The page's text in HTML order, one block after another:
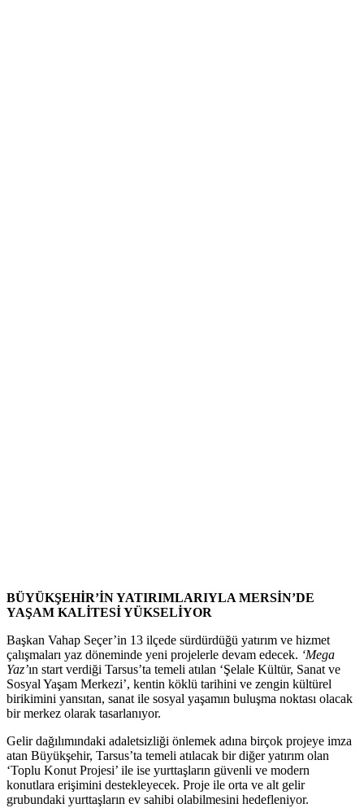
BÜYÜKŞEHİR’İN YATIRIMLARIYLA MERSİN’DE
YAŞAM KALİTESİ YÜKSELİYOR
Başkan Vahap Seçer’in 13 ilçede sürdürdüğü yatırım ve hizmet
çalışmaları yaz döneminde yeni projelerle devam edecek. ‘Mega
Yaz’ın start verdiği Tarsus’ta temeli atılan ‘Şelale Kültür, Sanat ve
Sosyal Yaşam Merkezi’, kentin köklü tarihini ve zengin kültürel
birikimini yansıtan, sanat ile sosyal yaşamın buluşma noktası olacak
bir merkez olarak tasarlanıyor.
Gelir dağılımındaki adaletsizliği önlemek adına birçok projeye imza
atan Büyükşehir, Tarsus’ta temeli atılacak bir diğer yatırım olan
‘Toplu Konut Projesi’ ile ise yurttaşların güvenli ve modern
konutlara erişimini destekleyecek. Proje ile orta ve alt gelir
grubundaki yurttaşların ev sahibi olabilmesini hedefleniyor.